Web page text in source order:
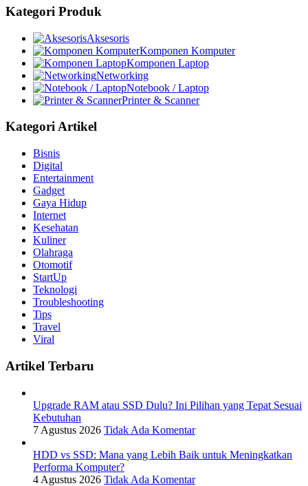
Kategori Produk
Aksesoris
Komponen Komputer
Komponen Laptop
Networking
Notebook / Laptop
Printer & Scanner
Kategori Artikel
Bisnis
Digital
Entertainment
Gadget
Gaya Hidup
Internet
Kesehatan
Kuliner
Olahraga
Otomotif
StartUp
Teknologi
Troubleshooting
Tips
Travel
Viral
Artikel Terbaru
Upgrade RAM atau SSD Dulu? Ini Pilihan yang Tepat Sesuai
Kebutuhan
7 Agustus 2026 Tidak Ada Komentar
HDD vs SSD: Mana yang Lebih Baik untuk Meningkatkan
Performa Komputer?
4 Agustus 2026 Tidak Ada Komentar